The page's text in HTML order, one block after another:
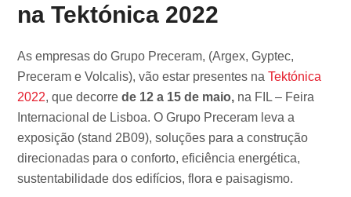
na Tektónica 2022
As empresas do Grupo Preceram, (Argex, Gyptec,
Preceram e Volcalis), vão estar presentes naTektónica
2022, que decorrede 12 a 15 de maio, na FIL – Feira
Internacional de Lisboa. O Grupo Preceram leva a
exposição (stand 2B09), soluções para a construção
direcionadas para o conforto, eficiência energética,
sustentabilidade dos edifícios, flora e paisagismo.